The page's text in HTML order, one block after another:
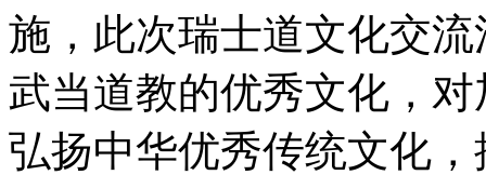
施，此次瑞士道文化交
武当道教的优秀文化，
弘扬中华优秀传统文化